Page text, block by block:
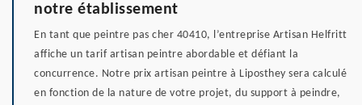
notre établissement
En tant que peintre pas cher 40410, l’entreprise Artisan Helfritt
affiche un tarif artisan peintre abordable et défiant la
concurrence. Notre prix artisan peintre à Liposthey sera calculé
en fonction de la nature de votre projet, du support à peindre,